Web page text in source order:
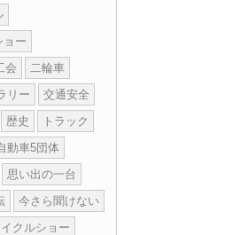
ョー
会
二輪車
リー
交通安全
歴史
トラック
動車5団体
思い出の一台
今さら聞けない
クルショー